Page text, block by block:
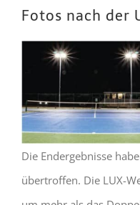
Fotos nach der
Die Endergebnisse
übertroffen. Die LUX-